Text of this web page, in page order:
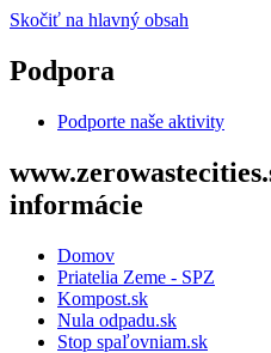
Skočiť na hlavný obsah
Podpora
Podporte naše aktivity
informácie
Domov
Priatelia Zeme - SPZ
Kompost.sk
Nula odpadu.sk
Stop spaľovniam.sk